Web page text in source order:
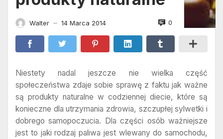
Walter — 14 Marca 2014 0
Niestety nadal jeszcze nie wielka część
społeczeństwa zdaje sobie sprawę z faktu jak ważne
są produkty naturalne w codziennej diecie, które są
konieczne dla utrzymania zdrowia, szczupłej sylwetki i
dobrego samopoczucia. Dla części osób ważniejsze
jest to jaki rodzaj paliwa jest wlewany do samochodu,